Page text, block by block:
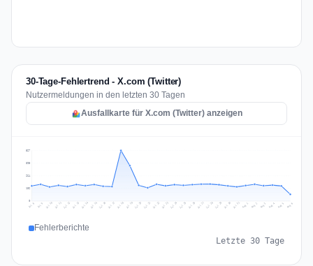
30-Tage-Fehlertrend - X.com (Twitter)
Nutzermeldungen in den letzten 30 Tagen
Ausfallkarte für X.com (Twitter) anzeigen
132
264
395
527
Jul 8 Jul 9 Jul 10 Jul 11 Jul 12 Jul 13 Jul 14 Jul 15 Jul 16 Jul 17 Jul 18 Jul 19 Jul 20 Jul 21 Jul 22 Jul 23 Jul 24 Jul 25 Jul 26 Jul 27 Jul 28 Jul 29 Jul 30 Jul 31 Aug 1 Aug 2 Aug 3 Aug 4 Aug 5 Aug 6
Fehlerberichte
Letzte 30 Tage